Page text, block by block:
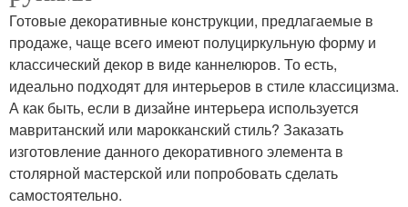
Готовые декоративные конструкции, предлагаемые в
продаже, чаще всего имеют полуциркульную форму и
классический декор в виде каннелюров. То есть,
идеально подходят для интерьеров в стиле классицизма.
А как быть, если в дизайне интерьера используется
мавританский или марокканский стиль? Заказать
изготовление данного декоративного элемента в
столярной мастерской или попробовать сделать
самостоятельно.